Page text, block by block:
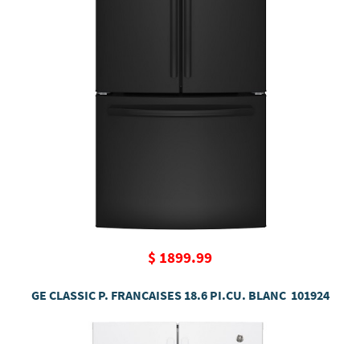
$ 1899.99
GE CLASSIC P. FRANCAISES 18.6 PI.CU. BLANC 101924